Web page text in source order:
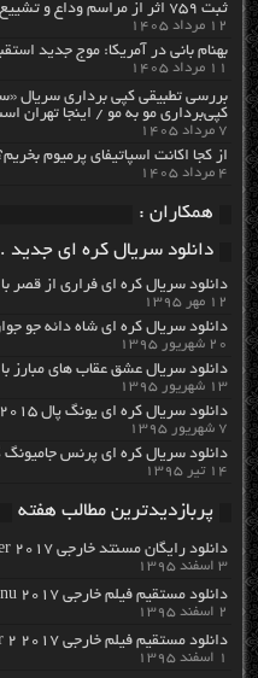
ثبت ۷۵۹ اثر از مراسم وداع و تشییع رهبر شهید انقلاب
۱۲ مرداد ۱۴۰۵
بهنام بانی در آمریکا: موج جدید
۱۱ مرداد ۱۴۰۵
بررسی تطبیقی کپی برداری سریال
کپی‌برداری مو به مو / اینجا تهران
۷ مرداد ۱۴۰۵
از کجا اکانت اسپاتیفای پرمیوم بخریم؟ معرفی ۴ فروشگاه
۴ مرداد ۱۴۰۵
همکاران :
دانلود سریال کره ای
دانلود سریال کره ای فراری از قصر
۱۲ مهر ۱۳۹۵
دانلود سریال کره ای شاه دائه جو جوان ۲۰۰۷ با لینک
۲۰ شهریور ۱۳۹۵
دانلود سریال عشق عقاب های مبارز
۱۳ شهریور ۱۳۹۵
دانلود سریال کره ای یونگ پال ۲۰۱۵ با لینک مستقیم
۷ شهریور ۱۳۹۵
دانلود سریال کره ای پرنس جامیونگ گو (جومونگ
۱۴ تیر ۱۳۹۵
پربازدیدترین مطالب هفته
دانلود رایگان مسنتد خارجی Britney Ever After 2017 با لینک مستقیم
۳ اسفند ۱۳۹۵
دانلود مستقیم فیلم خارجی OK Jaanu 2017 از سرور سایت
۲ اسفند ۱۳۹۵
دانلود مستقیم فیلم خارجی John Wick: Chapter 2 2017 از سرور سایت
۱ اسفند ۱۳۹۵